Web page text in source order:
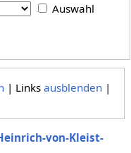
Auswahl
| Linksausblenden |
von-Kleist-